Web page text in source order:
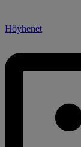
Höyhenet